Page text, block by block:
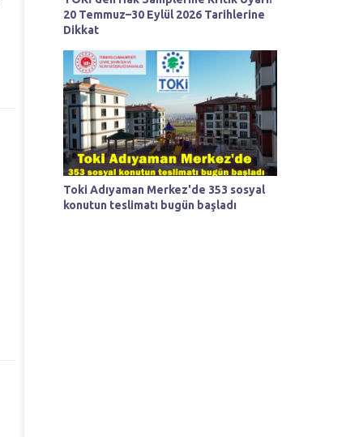
20 Temmuz–30 Eylül 2026 Tarihlerine
Dikkat
Toki Adıyaman Merkez'de 353 sosyal
konutun teslimatı bugün başladı